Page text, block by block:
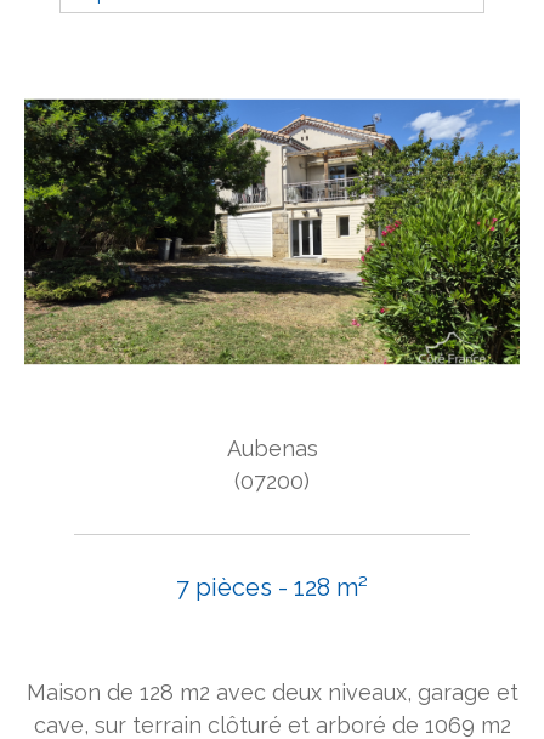
Aubenas
(07200)
7 pièces - 128 m²
Maison de 128 m2 avec deux niveaux, garage et
cave, sur terrain clôturé et arboré de 1069 m2
Surface
Surface
Pièces
Pièces
Référence
PARKING
COUPS DE COEUR
Rechercher